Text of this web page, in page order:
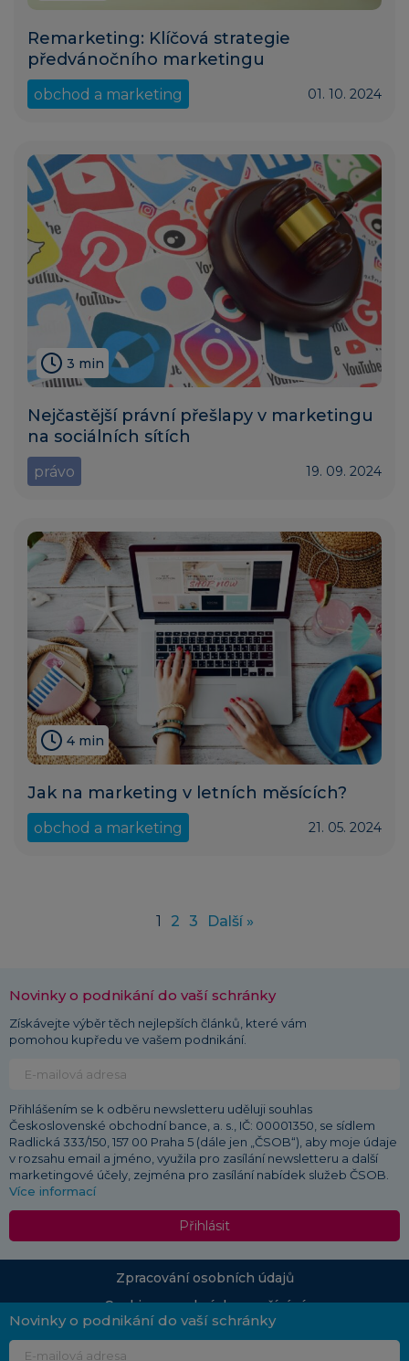
Remarketing: Klíčová strategie
předvánočního marketingu
obchod a marketing 01. 10. 2024
3 min
Nejčastější právní přešlapy v marketingu
na sociálních sítích
právo 19. 09. 2024
4 min
Jak na marketing v letních měsících?
obchod a marketing 21. 05. 2024
1 2 3 Další »
Novinky o podnikání do vaší schránky
Získávejte výběr těch nejlepších článků, které vám
pomohou kupředu ve vašem podnikání.
Přihlášením se k odběru newsletteru uděluji souhlas
Československé obchodní bance, a. s., IČ: 00001350, se sídlem
Radlická 333/150, 157 00 Praha 5 (dále jen „ČSOB“), aby moje údaje
v rozsahu email a jméno, využila pro zasílání newsletteru a další
marketingové účely, zejména pro zasílání nabídek služeb ČSOB.
Více informací
Přihlásit
Zpracování osobních údajů
Cookies a podmínky používání
Novinky o podnikání do vaší schránky